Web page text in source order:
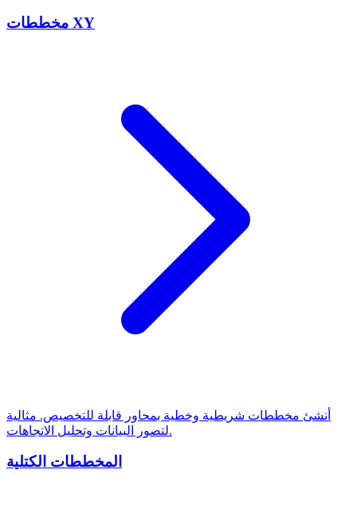
مخططات XY
أنشئ مخططات شريطية وخطية بمحاور قابلة للتخصيص. مثالية
لتصور البيانات وتحليل الاتجاهات.
المخططات الكتلية